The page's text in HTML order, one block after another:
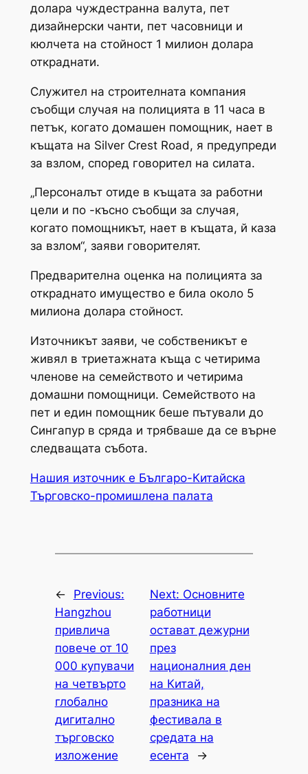
долара чуждестранна валута, пет
дизайнерски чанти, пет часовници и
кюлчета на стойност 1 милион долара
откраднати.
Служител на строителната компания
съобщи случая на полицията в 11 часа в
петък, когато домашен помощник, нает в
къщата на Silver Crest Road, я предупреди
за взлом, според говорител на силата.
„Персоналът отиде в къщата за работни
цели и по -късно съобщи за случая,
когато помощникът, нает в къщата, й каза
за взлом“, заяви говорителят.
Предварителна оценка на полицията за
откраднато имущество е била около 5
милиона долара стойност.
Източникът заяви, че собственикът е
живял в триетажната къща с четирима
членове на семейството и четирима
домашни помощници. Семейството на
пет и един помощник беше пътували до
Сингапур в сряда и трябваше да се върне
следващата събота.
Нашия източник е Българо-Китайска
Търговско-промишлена палaта
←
Previous:
Hangzhou
привлича
повече от 10
000 купувачи
на четвърто
глобално
дигитално
търговско
изложение
Next: Основните
работници
остават дежурни
през
националния ден
на Китай,
празника на
фестивала в
средата на
есента
→